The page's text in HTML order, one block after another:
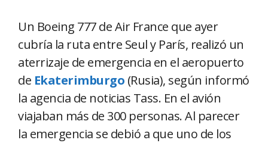
Un Boeing 777 de Air France que ayer
cubría la ruta entre Seul y París, realizó un
aterrizaje de emergencia en el aeropuerto
de Ekaterimburgo (Rusia), según informó
la agencia de noticias Tass. En el avión
viajaban más de 300 personas. Al parecer
la emergencia se debió a que uno de los